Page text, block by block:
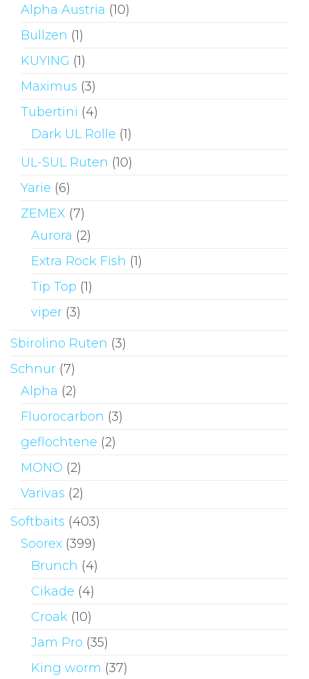
Alpha Austria (10)
Bullzen (1)
KUYING (1)
Maximus (3)
Tubertini (4)
Dark UL Rolle (1)
UL-SUL Ruten (10)
Yarie (6)
ZEMEX (7)
Aurora (2)
Extra Rock Fish (1)
Tip Top (1)
viper (3)
Sbirolino Ruten (3)
Schnur (7)
Alpha (2)
Fluorocarbon (3)
geflochtene (2)
MONO (2)
Varivas (2)
Softbaits (403)
Soorex (399)
Brunch (4)
Cikade (4)
Croak (10)
Jam Pro (35)
King worm (37)